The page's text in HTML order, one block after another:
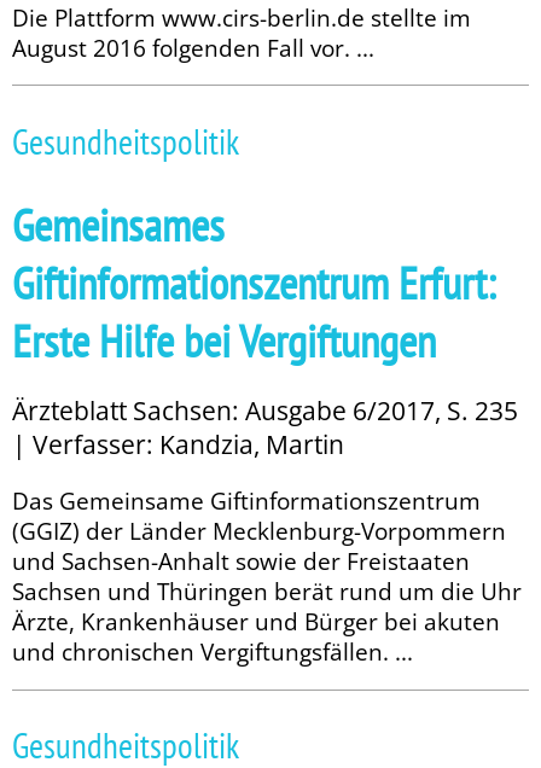
Die Plattform www.cirs-berlin.de stellte im
August 2016 folgenden Fall vor. ...
Gesundheitspolitik
Gemeinsames
Giftinformationszentrum Erfurt:
Erste Hilfe bei Vergiftungen
Ärzteblatt Sachsen: Ausgabe 6/2017, S. 235
| Verfasser: Kandzia, Martin
Das Gemeinsame Giftinformationszentrum
(GGIZ) der Länder Mecklenburg-Vorpommern
und Sachsen-Anhalt sowie der Freistaaten
Sachsen und Thüringen berät rund um die Uhr
Ärzte, Krankenhäuser und Bürger bei akuten
und chronischen Vergiftungsfällen. ...
Gesundheitspolitik